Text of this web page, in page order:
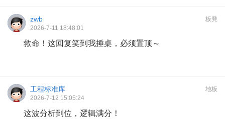
板凳
zwb
2026-7-11 18:48:01
救命！这回复笑到我捶桌，必须置顶～
地板
工程标准库
2026-7-12 15:05:24
这波分析到位，逻辑满分！